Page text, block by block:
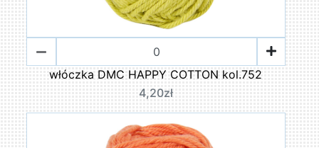
włóczka DMC HAPPY COTTON kol.752
4,20zł